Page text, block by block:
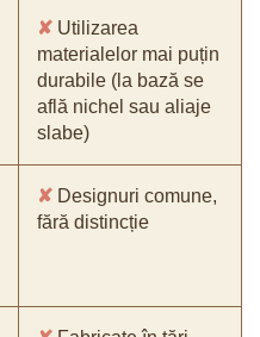
✘ Utilizarea
materialelor mai puțin
durabile (la bază se
află nichel sau aliaje
slabe)
✘ Designuri comune,
fără distincție